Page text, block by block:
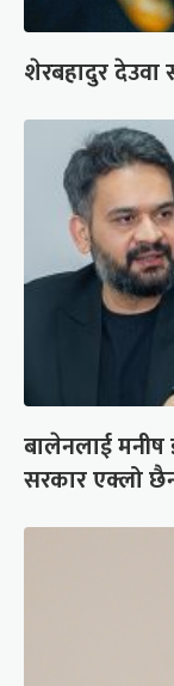
शेरबहादुर देउवा
बालेनलाई
सरकार एक्लो